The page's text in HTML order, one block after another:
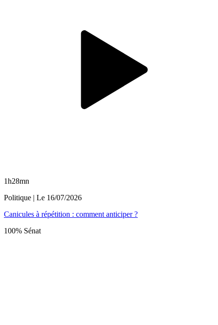
1h28mn
Politique | Le 16/07/2026
Canicules à répétition : comment anticiper ?
100% Sénat